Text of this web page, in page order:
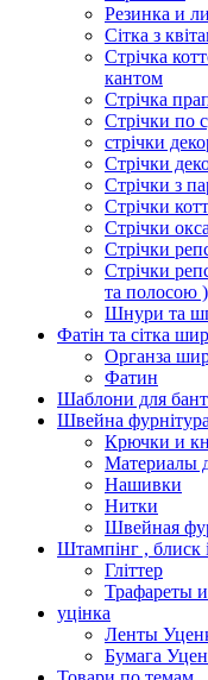
Резинка и
Сітка з
Стрічка
кантом
Стрічка
Стрічки по
стрічки
Стрічки
Стрічки з
Стрічки
Стрічки
Стрічки
Стрічки
та полосою )
Шнури та
Фатін та сітка
Органза
Фатин
Шаблони для
Швейна
Крючки и
Материалы
Нашивки
Нитки
Швейная
Штампінг , блиск
Гліттер
Трафареты
уцінка
Ленты
Бумага